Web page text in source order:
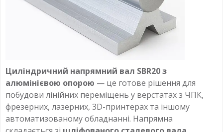
Циліндричний напрямний вал SBR20 з
алюмінієвою опорою — це готове рішення для
побудови лінійних переміщень у верстатах з ЧПК,
фрезерних, лазерних, 3D-принтерах та іншому
автоматизованому обладнанні. Напрямна